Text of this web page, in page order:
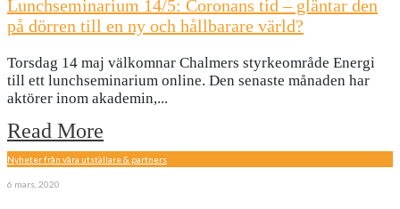
Lunchseminarium 14/5: Coronans tid – gläntar den
på dörren till en ny och hållbarare värld?
Torsdag 14 maj välkomnar Chalmers styrkeområde Energi
till ett lunchseminarium online. Den senaste månaden har
aktörer inom akademin,...
Read More
Nyheter från våra utställare & partners
6 mars, 2020